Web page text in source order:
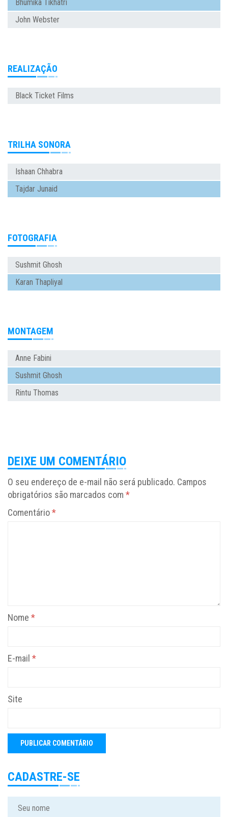
Bhumika Tikhatri
John Webster
REALIZAÇÃO
Black Ticket Films
TRILHA SONORA
Ishaan Chhabra
Tajdar Junaid
FOTOGRAFIA
Sushmit Ghosh
Karan Thapliyal
MONTAGEM
Anne Fabini
Sushmit Ghosh
Rintu Thomas
DEIXE UM COMENTÁRIO
O seu endereço de e-mail não será publicado. Campos
obrigatórios são marcados com *
Comentário*
Nome *
E-mail *
Site
CADASTRE-SE